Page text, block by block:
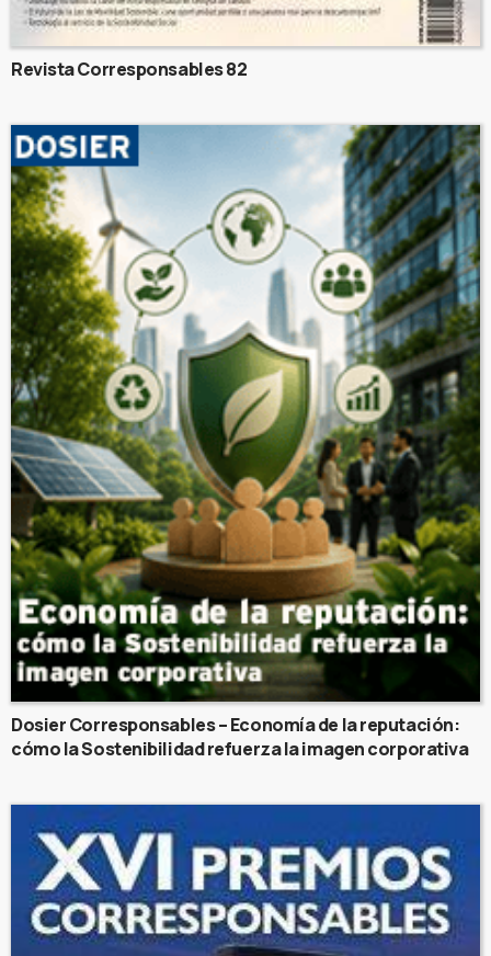
Revista Corresponsables 82
Dosier Corresponsables – Economía de la reputación:
cómo la Sostenibilidad refuerza la imagen corporativa